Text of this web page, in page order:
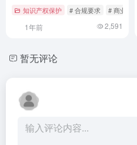
知识产权保护 # 合规要求 # 商业使用
1年前 2,591
暂无评论